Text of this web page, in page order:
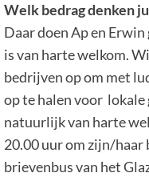
Welk bedrag denken
Daar doen Ap en
is van harte welkom.
bedrijven op om met
op te halen voor lokale
natuurlijk van harte
20.00 uur om zijn/haar
brievenbus van het